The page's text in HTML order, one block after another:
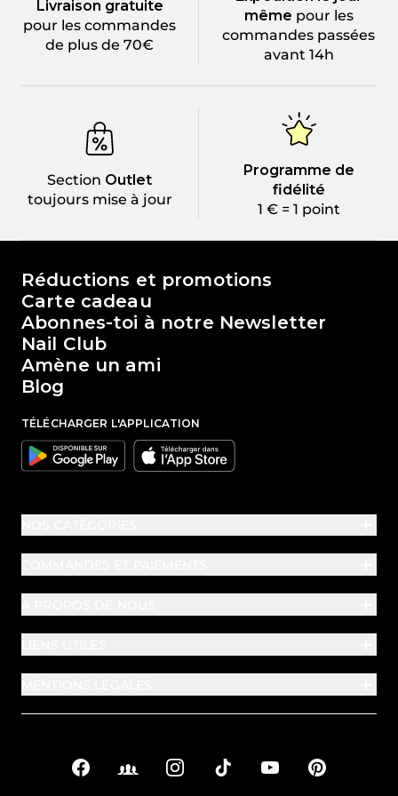
Livraison gratuite
pour les commandes
de plus de 70€
même pour les
commandes passées
avant 14h
Section Outlet
toujours mise à jour
Programme de
fidélité
1 € = 1 point
Le monde de Passione Beauty
Réductions et promotions
Carte cadeau
Abonnes-toi à notre Newsletter
Nail Club
Amène un ami
Blog
TÉLÉCHARGER L'APPLICATION
Google Apple
Liens sociaux
FacebookFacebook Groups
InstagramTikTok YouTubePinterest